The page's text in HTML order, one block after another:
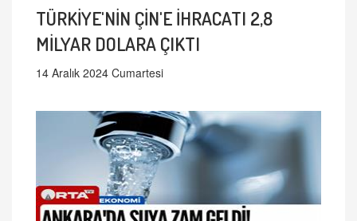
TÜRKİYE'NİN ÇİN'E İHRACATI 2,8
MİLYAR DOLARA ÇIKTI
14 Aralık 2024 Cumartesi